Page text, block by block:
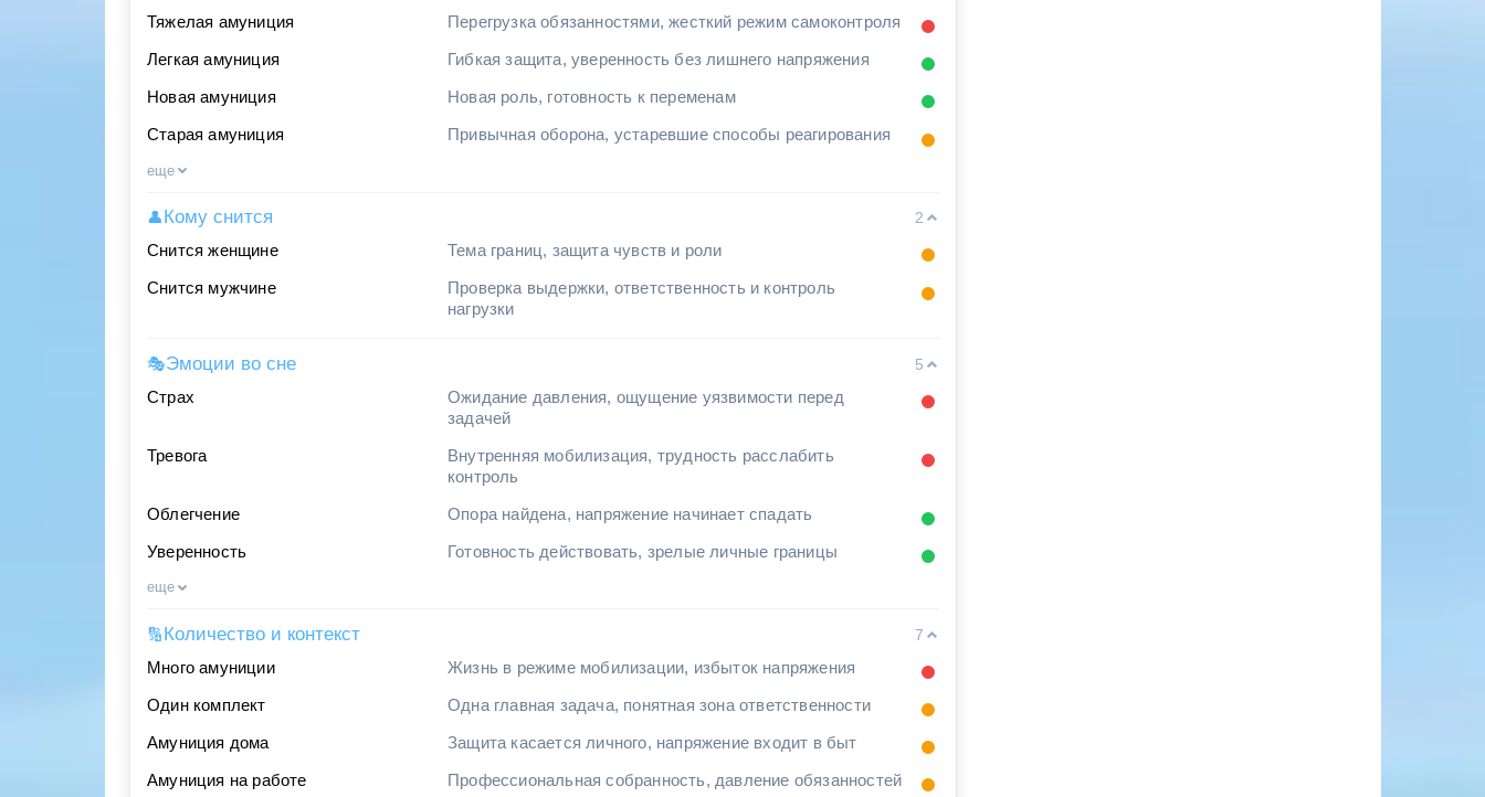
Тяжелая амуниция
Перегрузка обязанностями, жесткий режим самоконтроля
Легкая амуниция Гибкая защита, уверенность без лишнего напряжения
Новая амуниция Новая роль, готовность к переменам
Старая амуниция Привычная оборона, устаревшие способы реагирования
еще
👤 Кому снится
2
Снится женщине
Тема границ, защита чувств и роли
Снится мужчине
Проверка выдержки, ответственность и контроль
нагрузки
🎭Эмоции во сне
5
Страх
Ожидание давления, ощущение уязвимости перед
задачей
Тревога
Внутренняя мобилизация, трудность расслабить
контроль
Облегчение Опора найдена, напряжение начинает спадать
Уверенность Готовность действовать, зрелые личные границы
еще
🔢Количество и контекст
7
Много амуниции
Жизнь в режиме мобилизации, избыток напряжения
Один комплект Одна главная задача, понятная зона ответственности
Амуниция дома Защита касается личного, напряжение входит в быт
Амуниция на работе
Профессиональная собранность, давление обязанностей